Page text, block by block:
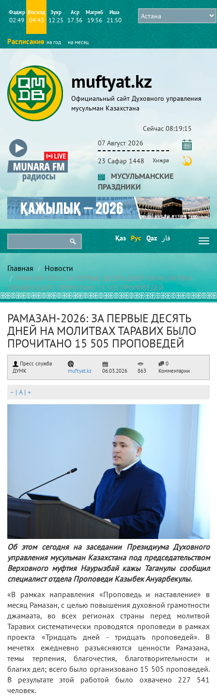
Фаджр
02:49
Восход
04:43
Зухр
12:25
Аср
17:36
Магриб
19:56
Иша
21:50
Расписание на год на месяц
muftyat.kz
Официальный сайт Духовного управления
мусульман Казахстана
Сейчас 08:19:16
07 Август 2026
23 Сафар 1448 Хижра
МУСУЛЬМАНСКИЕ
ПРАЗДНИКИ
Қаз Рус Qaz قاز
Главная Новости
РАМАЗАН-2026: ЗА ПЕРВЫЕ ДЕСЯТЬ ДНЕЙ НА МОЛИТВАХ
ТАРАВИХ БЫЛО ПРОЧИТАНО 15 505 ПРОПОВЕДЕЙ
РАМАЗАН-2026: ЗА ПЕРВЫЕ ДЕСЯТЬ
ДНЕЙ НА МОЛИТВАХ ТАРАВИХ БЫЛО
ПРОЧИТАНО 15 505 ПРОПОВЕДЕЙ
Пресс служба
ДУМК
muftyat.kz 06.03.2026 863
0
Комментарии
– | A| +
Об этом сегодня на заседании Президиума Духовного
управления мусульман Казахстана под председательством
Верховного муфтия Наурызбай кажы Таганулы сообщил
специалист отдела Проповеди Казыбек Ануарбекулы.
«В рамках направления «Проповедь и наставление» в
месяц Рамазан, с целью повышения духовной грамотности
джамаата, во всех регионах страны перед молитвой
Таравих систематически проводятся проповеди в рамках
проекта «Тридцать дней - тридцать проповедей». В
мечетях ежедневно разъясняются ценности Рамазана,
темы терпения, благочестия, благотворительности и
благих дел; всего было организовано 15 505 проповедей.
В результате этой работой было охвачено 227 541
человек.